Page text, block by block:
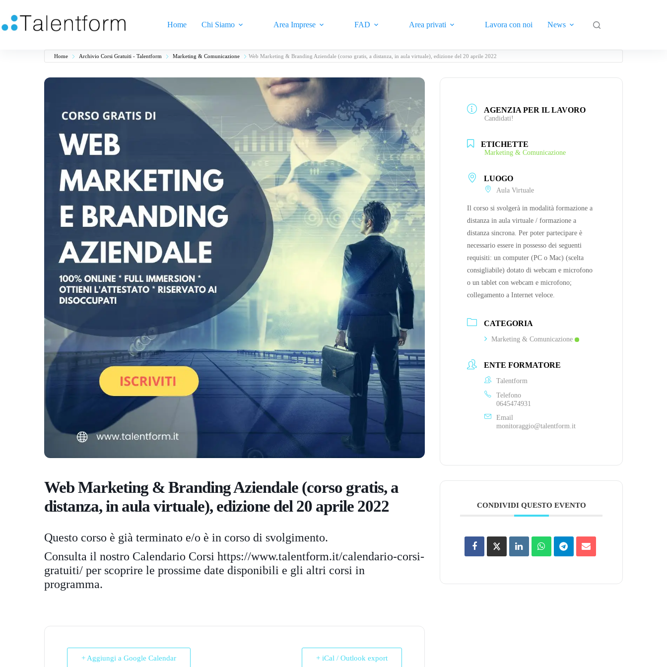
Home Chi Siamo Area Imprese FAD Area privati Lavora con noi News
Home Archivio Corsi Gratuiti - Talentform Marketing & Comunicazione Web Marketing & Branding Aziendale (corso gratis, a distanza, in aula virtuale), edizione del 20 aprile 2022
Web Marketing & Branding Aziendale (corso gratis, a
distanza, in aula virtuale), edizione del 20 aprile 2022
Questo corso è già terminato e/o è in corso di svolgimento.
Consulta il nostro Calendario Corsi https://www.talentform.it/calendario-corsi-
gratuiti/ per scoprire le prossime date disponibili e gli altri corsi in
programma.
+ Aggiungi a Google Calendar + iCal / Outlook export
AGENZIA PER IL LAVORO
Candidati!
ETICHETTE
Marketing & Comunicazione
LUOGO
Aula Virtuale
Il corso si svolgerà in modalità formazione a
distanza in aula virtuale / formazione a
distanza sincrona. Per poter partecipare è
necessario essere in possesso dei seguenti
requisiti: un computer (PC o Mac) (scelta
consigliabile) dotato di webcam e microfono
o un tablet con webcam e microfono;
collegamento a Internet veloce.
CATEGORIA
Marketing & Comunicazione
ENTE FORMATORE
Talentform
Telefono
0645474931
Email
monitoraggio@talentform.it
CONDIVIDI QUESTO EVENTO